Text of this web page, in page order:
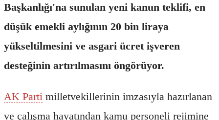
Başkanlığı'na sunulan yeni kanun teklifi, en
düşük emekli aylığının 20 bin liraya
yükseltilmesini ve asgari ücret işveren
desteğinin artırılmasını öngörüyor.
AK Parti milletvekillerinin imzasıyla hazırlanan
ve çalışma hayatından kamu personeli rejimine